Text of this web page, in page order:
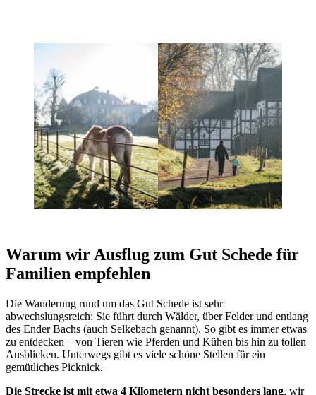
Warum wir Ausflug zum Gut Schede für
Familien empfehlen
Die Wanderung rund um das Gut Schede ist sehr
abwechslungsreich: Sie führt durch Wälder, über Felder und entlang
des Ender Bachs (auch Selkebach genannt). So gibt es immer etwas
zu entdecken – von Tieren wie Pferden und Kühen bis hin zu tollen
Ausblicken. Unterwegs gibt es viele schöne Stellen für ein
gemütliches Picknick.
Die Strecke ist mit etwa 4 Kilometern nicht besonders lang, wir